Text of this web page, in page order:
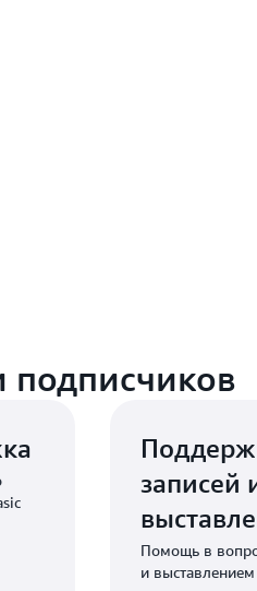
подписчиков
записей
Помощь в
и выставлением